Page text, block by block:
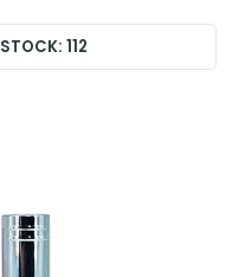
STOCK: 112